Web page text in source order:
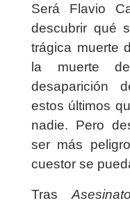
Será Flavio
descubrir qué
trágica muerte
la muerte
desaparición
estos últimos
nadie. Pero
ser más
cuestor se
Tras